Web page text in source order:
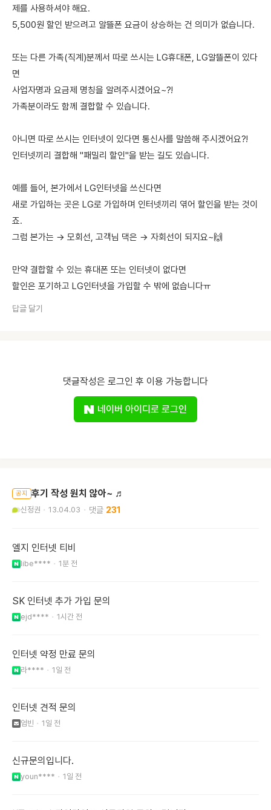
제를 사용하셔야 해요.
5,500원 할인 받으려고 알뜰폰 요금이 상승하는 건 의미가 없습니다.
또는 다른 가족(직계)분께서 따로 쓰시는 LG휴대폰, LG알뜰폰이 있다
면
사업자명과 요금제 명칭을 알려주시겠어요~?!
가족분이라도 함께 결합할 수 있습니다.
아니면 따로 쓰시는 인터넷이 있다면 통신사를 말씀해 주시겠어요?!
인터넷끼리 결합해 "패밀리 할인"을 받는 길도 있습니다.
예를 들어, 본가에서 LG인터넷을 쓰신다면
새로 가입하는 곳은 LG로 가입하며 인터넷끼리 엮어 할인을 받는 것이
죠.
그럼 본가는 → 모회선, 고객님 댁은 → 자회선이 되지요~🙌
만약 결합할 수 있는 휴대폰 또는 인터넷이 없다면
할인은 포기하고 LG인터넷을 가입할 수 밖에 없습니다ㅠ
답글 달기
댓글작성은 로그인 후 이용 가능합니다
네이버 아이디로 로그인
공지 후기 작성 원치 않아~ ♬
신정권 13.04.03 231
엘지 인터넷 티비
libe**** 1분 전
SK 인터넷 추가 가입 문의
ejd**** 1시간 전
인터넷 약정 만료 문의
라**** 1일 전
인터넷 견적 문의
엄빈 1일 전
신규문의입니다.
youn**** 1일 전